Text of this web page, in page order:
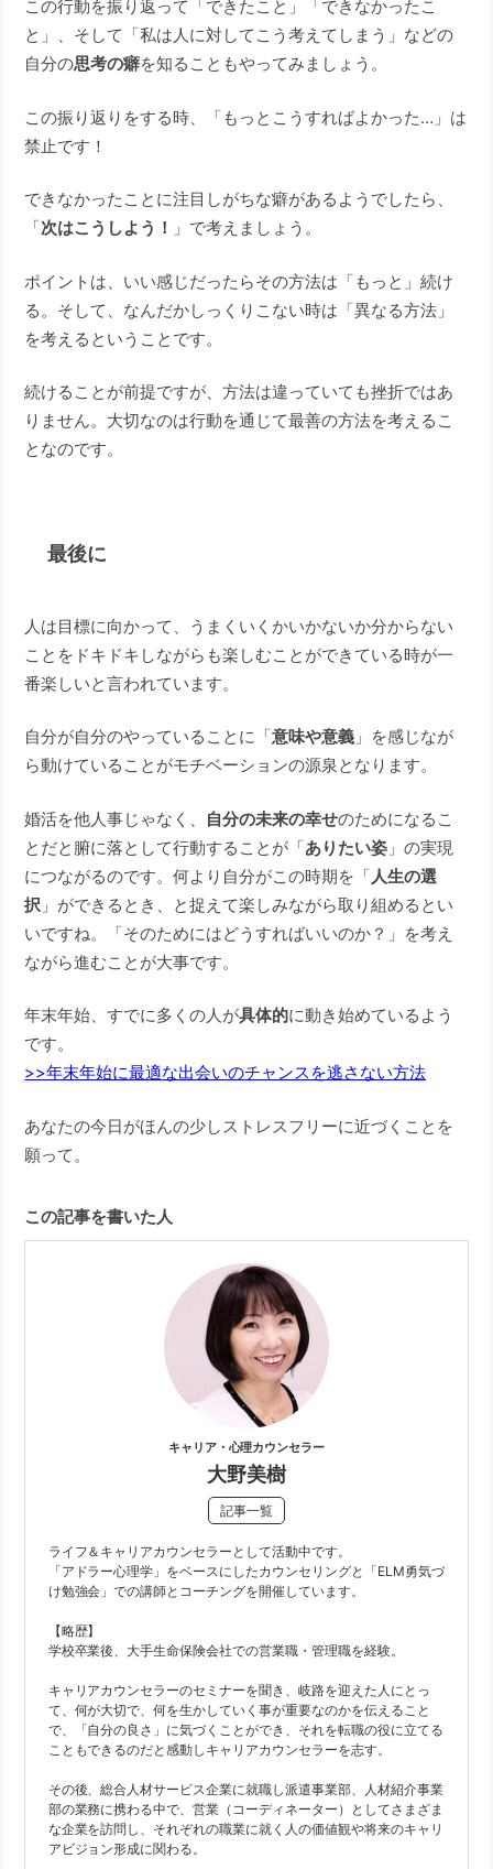
この行動を振り返って「できたこと」「できなかったこ
と」、そして「私は人に対してこう考えてしまう」などの
自分の思考の癖を知ることもやってみましょう。
この振り返りをする時、「もっとこうすればよかった…」は
禁止です！
できなかったことに注目しがちな癖があるようでしたら、
「次はこうしよう！ 」で考えましょう。
ポイントは、いい感じだったらその方法は「もっと」続け
る。そして、なんだかしっくりこない時は「異なる方法」
を考えるということです。
続けることが前提ですが、方法は違っていても挫折ではあ
りません。大切なのは行動を通じて最善の方法を考えるこ
となのです。
最後に
人は目標に向かって、うまくいくかいかないか分からない
ことをドキドキしながらも楽しむことができている時が一
番楽しいと言われています。
自分が自分のやっていることに「意味や意義 」を感じなが
ら動けていることがモチベーションの源泉となります。
婚活を他人事じゃなく、 自分の未来の幸せのためになるこ
とだと腑に落として行動することが「ありたい姿 」の実現
につながるのです。何より自分がこの時期を「 人生の選
択 」ができるとき、と捉えて楽しみながら取り組めるとい
いですね。「そのためにはどうすればいいのか？」を考え
ながら進むことが大事です。
年末年始、すでに多くの人が具体的に動き始めているよう
です。
>>年末年始に最適な出会いのチャンスを逃さない方法
あなたの今日がほんの少しストレスフリーに近づくことを
願って。
この記事を書いた人
キャリア・心理カウンセラー
大野美樹
記事一覧
ライフ＆キャリアカウンセラーとして活動中です。
「アドラー心理学」をベースにしたカウンセリングと「ELM勇気づ
け勉強会」での講師とコーチングを開催しています。
【略歴】
学校卒業後、大手生命保険会社での営業職・管理職を経験。
キャリアカウンセラーのセミナーを聞き、岐路を迎えた人にとっ
て、何が大切で、何を生かしていく事が重要なのかを伝えること
で、「自分の良さ」に気づくことができ、それを転職の役に立てる
こともできるのだと感動しキャリアカウンセラーを志す。
その後、総合人材サービス企業に就職し派遣事業部、人材紹介事業
部の業務に携わる中で、営業（コーディネーター）としてさまざま
な企業を訪問し、それぞれの職業に就く人の価値観や将来のキャリ
アビジョン形成に関わる。